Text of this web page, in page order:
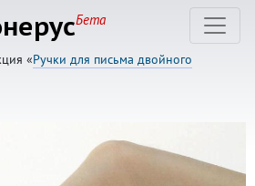
Бета
«Ручки для письма двойного